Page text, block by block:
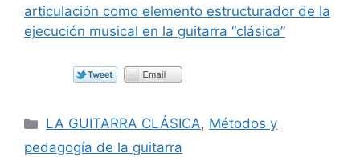
articulación como elemento estructurador de la
ejecución musical en la guitarra “clásica”
Categorías
LA GUITARRA CLÁSICA, Métodos y
pedagogía de la guitarra